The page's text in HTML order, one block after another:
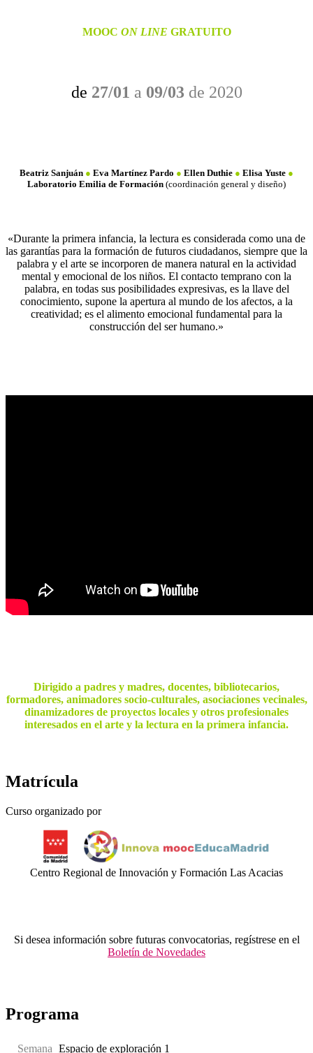
MOOC ON LINE GRATUITO
de 27/01 a 09/03 de 2020
Beatriz Sanjuán ● Eva Martínez Pardo ● Ellen Duthie ● Elisa Yuste ●
Laboratorio Emilia de Formación (coordinación general y diseño)
«Durante la primera infancia, la lectura es considerada como una de
las garantías para la formación de futuros ciudadanos, siempre que la
palabra y el arte se incorporen de manera natural en la actividad
mental y emocional de los niños. El contacto temprano con la
palabra, en todas sus posibilidades expresivas, es la llave del
conocimiento, supone la apertura al mundo de los afectos, a la
creatividad; es el alimento emocional fundamental para la
construcción del ser humano.»
Dirigido a padres y madres, docentes, bibliotecarios,
formadores, animadores socio-culturales, asociaciones vecinales,
dinamizadores de proyectos locales y otros profesionales
interesados en el arte y la lectura en la primera infancia.
Matrícula
Curso organizado por
Centro Regional de Innovación y Formación Las Acacias
Si desea información sobre futuras convocatorias, regístrese en el
Boletín de Novedades
Programa
Semana Espacio de exploración 1